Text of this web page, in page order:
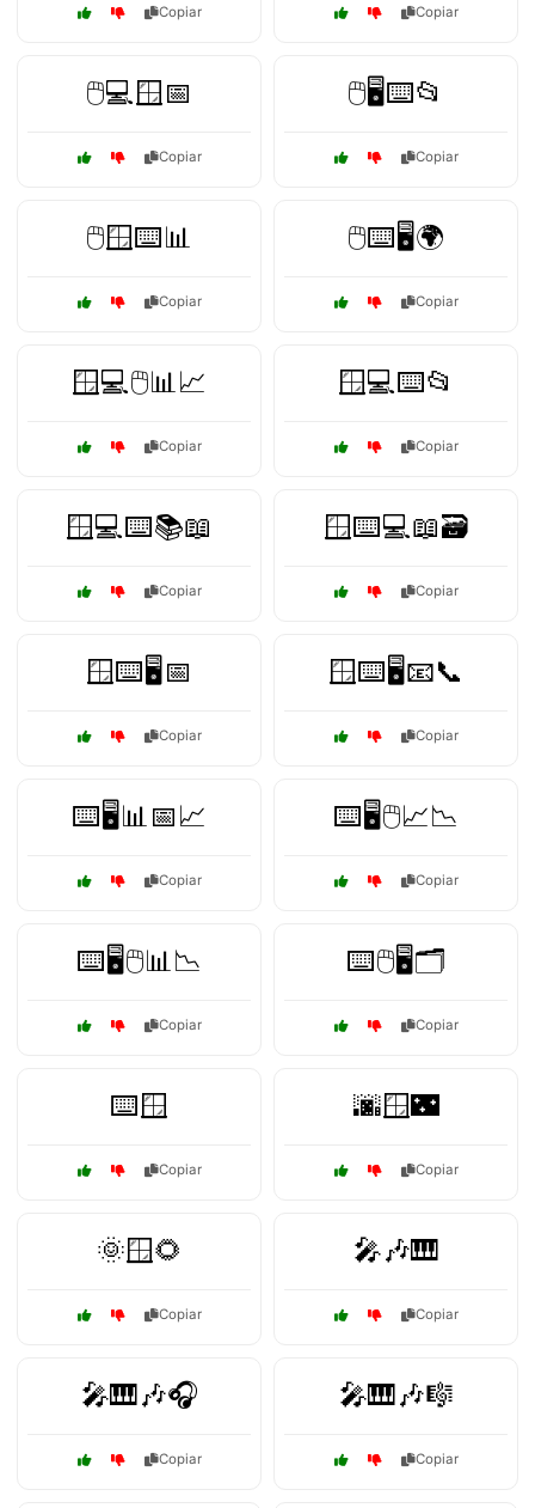
Copiar Copiar
🖱️💻🪟📅
Copiar
🖱️🖥️⌨️📂
Copiar
🖱️🪟⌨️📊
Copiar
🖱️⌨️🖥️🌍
Copiar
🪟💻🖱️📊📈
Copiar
🪟💻⌨️📂
Copiar
🪟💻⌨️📚📖
Copiar
🪟⌨️💻📖🗃️
Copiar
🪟⌨️🖥️📅
Copiar
🪟⌨️🖥️📧📞
Copiar
⌨️🖥️📊📅📈
Copiar
⌨️🖥️🖱️📈📉
Copiar
⌨️🖥️🖱️📊📉
Copiar
⌨️🖱️🖥️🗂️
Copiar
⌨️🪟
Copiar
🌆🪟🌃
Copiar
🌞🪟🌻
Copiar
🎤🎶🎹
Copiar
🎤🎹🎶🎧
Copiar
🎤🎹🎶🎼
Copiar